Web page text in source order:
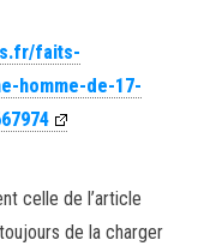
faits-
homme-de-17-
celle de l’article
de la charger